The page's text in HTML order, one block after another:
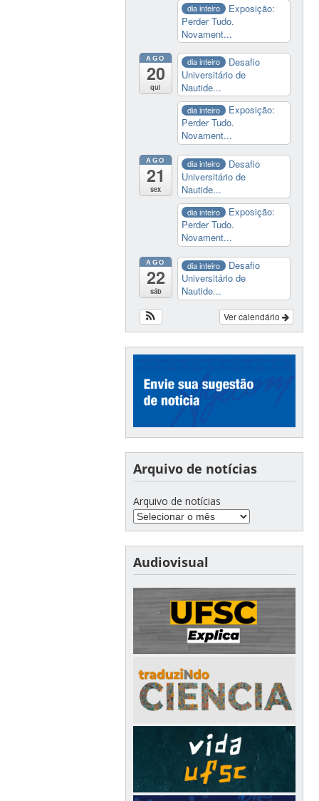
dia inteiro
Exposição:
Perder Tudo.
Novament...
AGO
20
qui
dia inteiro
Desafio
Universitário de
Nautide...
dia inteiro
Exposição:
Perder Tudo.
Novament...
AGO
21
sex
dia inteiro
Desafio
Universitário de
Nautide...
dia inteiro
Exposição:
Perder Tudo.
Novament...
AGO
22
sáb
dia inteiro
Desafio
Universitário de
Nautide...
Ver calendário
Arquivo de notícias
Arquivo de notícias
Audiovisual